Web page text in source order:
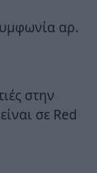
αρ.
στην
σε Red